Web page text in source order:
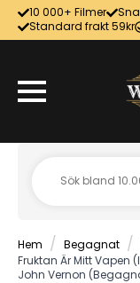
10 000+ Filmer
Standard frakt 59kr
Hem Begagnat
Fruktan Är Mitt Vapen
John Vernon